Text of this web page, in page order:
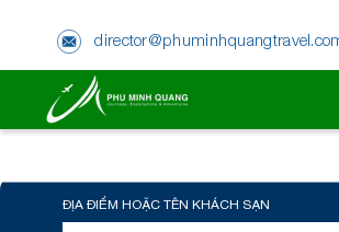
ĐỊA ĐIỂM HOẶC TÊN KHÁCH SẠN